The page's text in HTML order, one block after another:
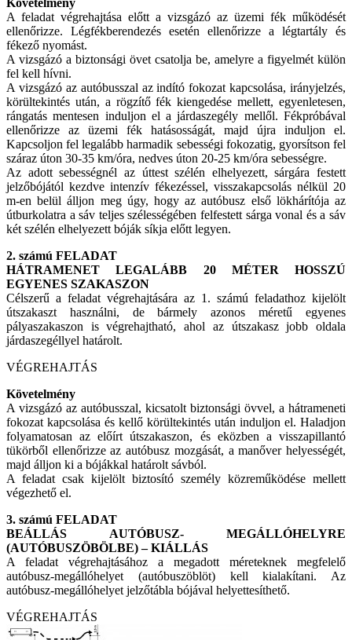
A feladat végrehajtása előtt a vizsgázó az üzemi fék működését
ellenőrizze. Légfékberendezés esetén ellenőrizze a légtartály és
fékező nyomást.
A vizsgázó a biztonsági övet csatolja be, amelyre a figyelmét külön
fel kell hívni.
A vizsgázó az autóbusszal az indító fokozat kapcsolása, irányjelzés,
körültekintés után, a rögzítő fék kiengedése mellett, egyenletesen,
rángatás mentesen induljon el a járdaszegély mellől. Fékpróbával
ellenőrizze az üzemi fék hatásosságát, majd újra induljon el.
Kapcsoljon fel legalább harmadik sebességi fokozatig, gyorsítson fel
száraz úton 30-35 km/óra, nedves úton 20-25 km/óra sebességre.
Az adott sebességnél az úttest szélén elhelyezett, sárgára festett
jelzőbójától kezdve intenzív fékezéssel, visszakapcsolás nélkül 20
m-en belül álljon meg úgy, hogy az autóbusz első lökhárítója az
útburkolatra a sáv teljes szélességében felfestett sárga vonal és a sáv
két szélén elhelyezett bóják síkja előtt legyen.
2. számú FELADAT
HÁTRAMENET LEGALÁBB 20 MÉTER HOSSZÚ
EGYENES SZAKASZON
Célszerű a feladat végrehajtására az 1. számú feladathoz kijelölt
útszakaszt használni, de bármely azonos méretű egyenes
pályaszakaszon is végrehajtható, ahol az útszakasz jobb oldala
járdaszegéllyel határolt.
VÉGREHAJTÁS
Követelmény
A vizsgázó az autóbusszal, kicsatolt biztonsági övvel, a hátrameneti
fokozat kapcsolása és kellő körültekintés után induljon el. Haladjon
folyamatosan az előírt útszakaszon, és eközben a visszapillantó
tükörből ellenőrizze az autóbusz mozgását, a manőver helyességét,
majd álljon ki a bójákkal határolt sávból.
A feladat csak kijelölt biztosító személy közreműködése mellett
végezhető el.
3. számú FELADAT
BEÁLLÁS AUTÓBUSZ- MEGÁLLÓHELYRE
(AUTÓBUSZÖBÖLBE) – KIÁLLÁS
A feladat végrehajtásához a megadott méreteknek megfelelő
autóbusz-megállóhelyet (autóbuszöblöt) kell kialakítani. Az
autóbusz-megállóhelyet jelzőtábla bójával helyettesíthető.
VÉGREHAJTÁS